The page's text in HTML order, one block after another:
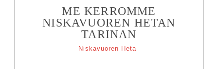
ME KERROMME
NISKAVUOREN HETAN
TARINAN
Niskavuoren Heta